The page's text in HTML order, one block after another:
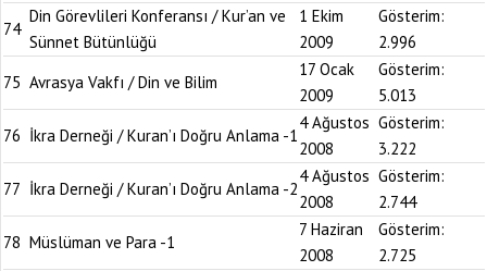
74
Din Görevlileri Konferansı / Kur’an ve
Sünnet Bütünlüğü
1 Ekim
2009
Gösterim:
2.996
75 Avrasya Vakfı / Din ve Bilim
17 Ocak
2009
Gösterim:
5.013
76 İkra Derneği / Kuran’ı Doğru Anlama -1
4 Ağustos
2008
Gösterim:
3.222
77 İkra Derneği / Kuran’ı Doğru Anlama -2
4 Ağustos
2008
Gösterim:
2.744
78 Müslüman ve Para -1
7 Haziran
2008
Gösterim:
2.725